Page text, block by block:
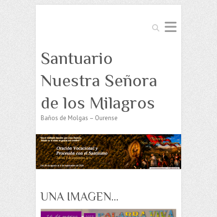
Buscar
Santuario
Nuestra Señora
de los Milagros
Baños de Molgas – Ourense
UNA IMAGEN…